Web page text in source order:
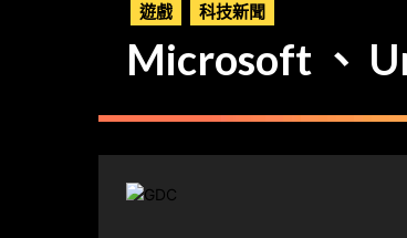
遊戲 科技新聞
Microsoft 、